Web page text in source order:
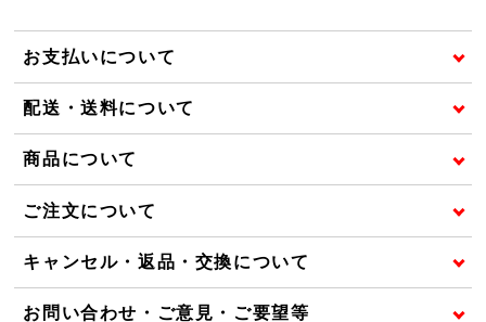
お支払いについて
配送・送料について
商品について
ご注文について
キャンセル・返品・交換について
お問い合わせ・ご意見・ご要望等